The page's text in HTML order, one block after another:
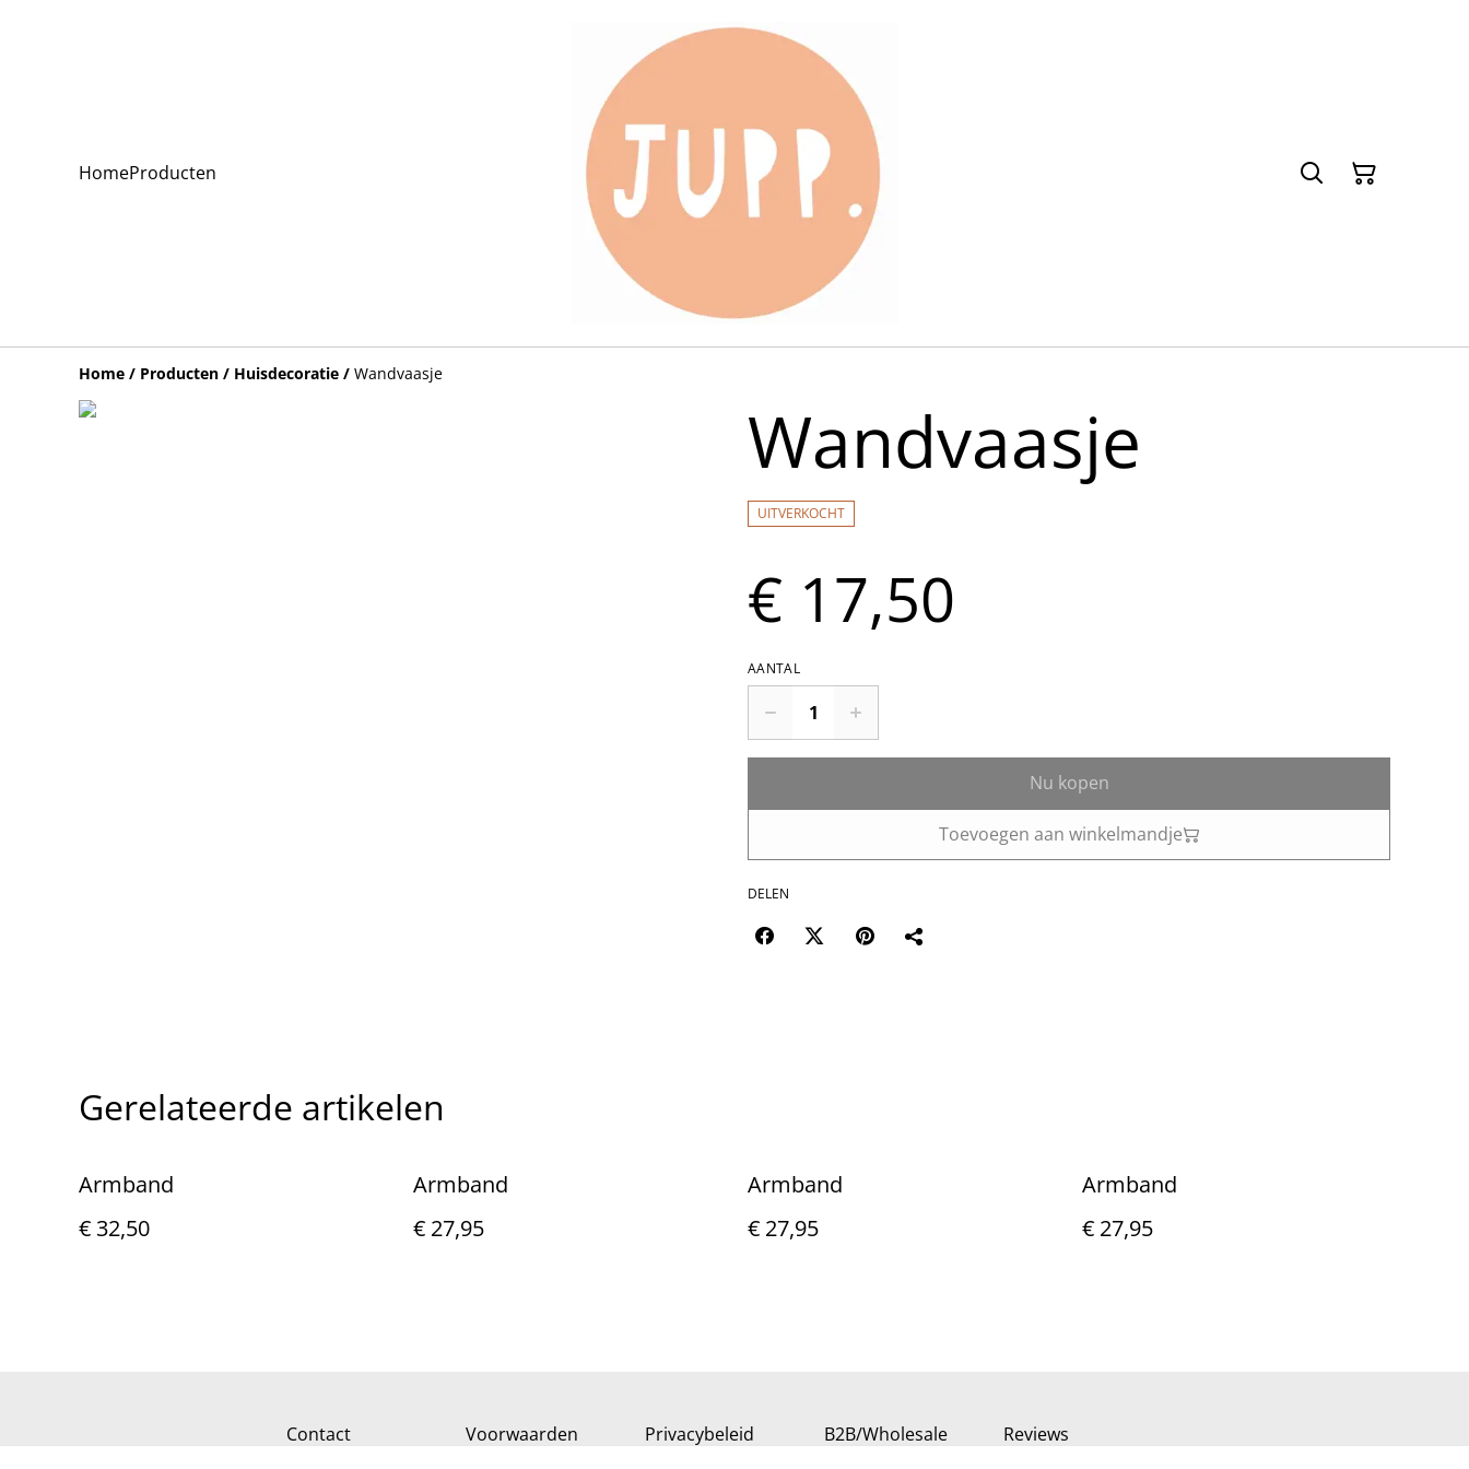
HomeProducten
Home / Producten / Huisdecoratie / Wandvaasje
Wandvaasje
UITVERKOCHT
€ 17,50
AANTAL
Nu kopen
Toevoegen aan winkelmandje
DELEN
Gerelateerde artikelen
Armband
€ 32,50
Armband
€ 27,95
Armband
€ 27,95
Armband
€ 27,95
Contact Voorwaarden Privacybeleid B2B/Wholesale Reviews